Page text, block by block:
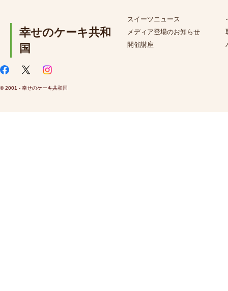
幸せのケーキ共和
国
スイーツニュース
メディア登場のお知らせ
開催講座
© 2001 - 幸せのケーキ共和国